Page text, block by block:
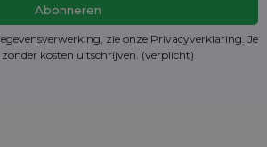
zie onze Privacyverklaring. Je
kosten uitschrijven . (verplicht)